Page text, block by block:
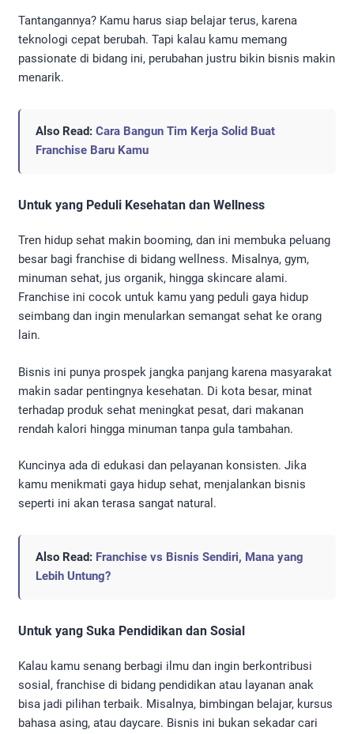
Tantangannya? Kamu harus siap belajar terus, karena
teknologi cepat berubah. Tapi kalau kamu memang
passionate di bidang ini, perubahan justru bikin bisnis makin
menarik.
Also Read: Cara Bangun Tim Kerja Solid Buat
Franchise Baru Kamu
Untuk yang Peduli Kesehatan dan Wellness
Tren hidup sehat makin booming, dan ini membuka peluang
besar bagi franchise di bidang wellness. Misalnya, gym,
minuman sehat, jus organik, hingga skincare alami.
Franchise ini cocok untuk kamu yang peduli gaya hidup
seimbang dan ingin menularkan semangat sehat ke orang
lain.
Bisnis ini punya prospek jangka panjang karena masyarakat
makin sadar pentingnya kesehatan. Di kota besar, minat
terhadap produk sehat meningkat pesat, dari makanan
rendah kalori hingga minuman tanpa gula tambahan.
Kuncinya ada di edukasi dan pelayanan konsisten. Jika
kamu menikmati gaya hidup sehat, menjalankan bisnis
seperti ini akan terasa sangat natural.
Also Read: Franchise vs Bisnis Sendiri, Mana yang
Lebih Untung?
Untuk yang Suka Pendidikan dan Sosial
Kalau kamu senang berbagi ilmu dan ingin berkontribusi
sosial, franchise di bidang pendidikan atau layanan anak
bisa jadi pilihan terbaik. Misalnya, bimbingan belajar, kursus
bahasa asing, atau daycare. Bisnis ini bukan sekadar cari